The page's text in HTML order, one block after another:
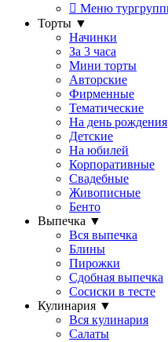
Меню
Торты ▼
Начинки
За 3 часа
Мини торты
Авторские
Фирменные
Тематические
На день рождения
Детские
На юбилей
Корпоративные
Свадебные
Живописные
Бенто
Выпечка ▼
Вся выпечка
Блины
Пирожки
Сдобная выпечка
Сосиски в тесте
Кулинария ▼
Вся кулинария
Салаты